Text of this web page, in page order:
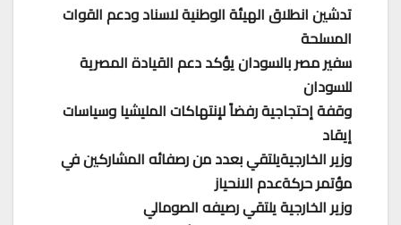
تدشين انطلاق الهيئة الوطنية لاسناد ودعم القوات
المسلحة
سفير مصر بالسودان يؤكد دعم القيادة المصرية
للسودان
وقفة إحتجاجية رفضاً لإنتهاكات المليشيا وسياسات
إيقاد
وزير الخارجيةيلتقي بعدد من رصفائه المشاركين في
مؤتمر حركةعدم الانحياز
وزير الخارجية يلتقي رصيفه الصومالي